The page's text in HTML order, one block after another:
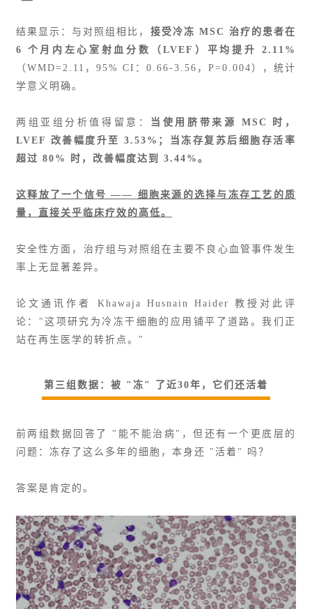
结果显示：与对照组相比， 接受冷冻 MSC 治疗的患者在
6 个月内左心室射血分数（LVEF）平均提升 2.11%
（WMD=2.11，95% CI：0.66-3.56，P=0.004），统计
学意义明确。
两组亚组分析值得留意： 当使用脐带来源 MSC 时，
LVEF 改善幅度升至 3.53%；当冻存复苏后细胞存活率
超过 80% 时，改善幅度达到 3.44%。
这释放了一个信号 —— 细胞来源的选择与冻存工艺的质
量，直接关乎临床疗效的高低。
安全性方面，治疗组与对照组在主要不良心血管事件发生
率上无显著差异。
论文通讯作者 Khawaja Husnain Haider 教授对此评
论："这项研究为冷冻干细胞的应用铺平了道路。我们正
站在再生医学的转折点。"
第三组数据：被 "冻" 了近30年，它们还活着
前两组数据回答了 "能不能治病"，但还有一个更底层的
问题：冻存了这么多年的细胞，本身还 "活着" 吗？
答案是肯定的。